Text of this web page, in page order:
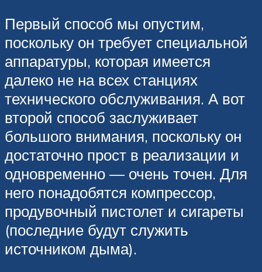
Первый способ мы опустим,
поскольку он требует специальной
аппаратуры, которая имеется
далеко не на всех станциях
технического обслуживания. А вот
второй способ заслуживает
большого внимания, поскольку он
достаточно прост в реализации и
одновременно — очень точен. Для
него понадобятся компрессор,
продувочный пистолет и сигареты
(последние будут служить
источником дыма).